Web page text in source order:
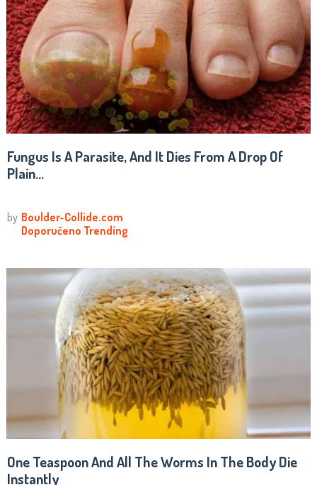
Fungus Is A Parasite, And It Dies From A Drop Of
Plain...
One Teaspoon And All The Worms In The Body Die
Instantly